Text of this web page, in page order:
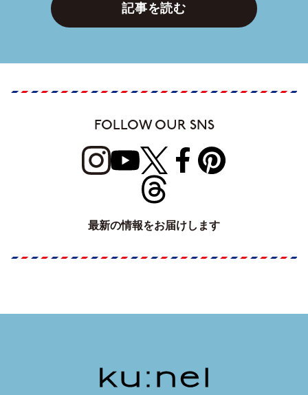
記事を読む
FOLLOW OUR SNS
最新の情報をお届けします